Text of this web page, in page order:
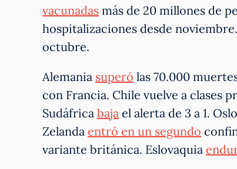
vacunadas más de 20 millones de
hospitalizaciones desde
octubre.
Alemania superó las 70.000
con Francia. Chile vuelve a clases
Sudáfrica baja el alerta de 3 a 1. Oslo
Zelanda entró en un segundo
variante británica. Eslovaquia